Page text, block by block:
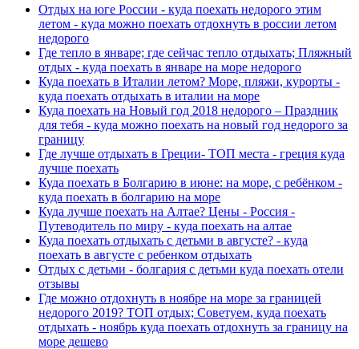
Отдых на юге России - куда поехать недорого этим
летом - куда можно поехать отдохнуть в россии летом
недорого
Где тепло в январе; где сейчас тепло отдыхать; Пляжный
отдых - куда поехать в январе на море недорого
Куда поехать в Италии летом? Море, пляжи, курорты -
куда поехать отдыхать в италии на море
Куда поехать на Новый год 2018 недорого – Праздник
для тебя - куда можно поехать на новый год недорого за
границу
Где лучше отдыхать в Греции- ТОП места - греция куда
лучше поехать
Куда поехать в Болгарию в июне: на море, с ребёнком -
куда поехать в болгарию на море
Куда лучше поехать на Алтае? Цены - Россия -
Путеводитель по миру - куда поехать на алтае
Куда поехать отдыхать с детьми в августе? - куда
поехать в августе с ребенком отдыхать
Отдых с детьми - болгария с детьми куда поехать отели
отзывы
Где можно отдохнуть в ноябре на море за границей
недорого 2019? ТОП отдых; Советуем, куда поехать
отдыхать - ноябрь куда поехать отдохнуть за границу на
море дешево